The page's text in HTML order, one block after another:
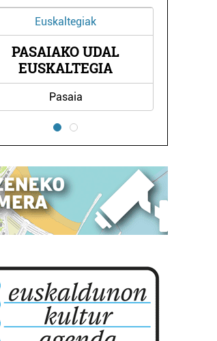
Higiezin agentziak
ELDUAYEN HIGIEZINEN
AGENTZIA
Hondarribia